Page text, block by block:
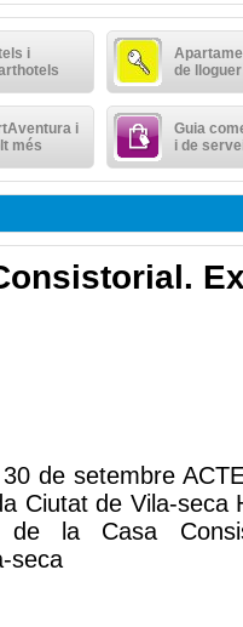
i
de lloguer
i
més
Guia
i de
de setembre
Ciutat de Vila-seca
la Casa
seca